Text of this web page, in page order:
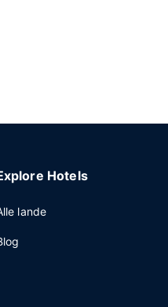
Hotels
lande